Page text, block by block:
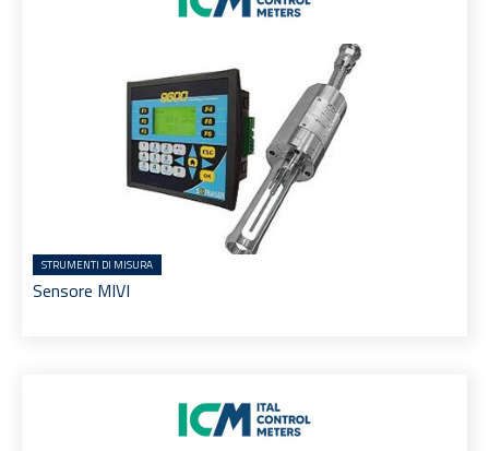
STRUMENTI DI MISURA
Sensore MIVI